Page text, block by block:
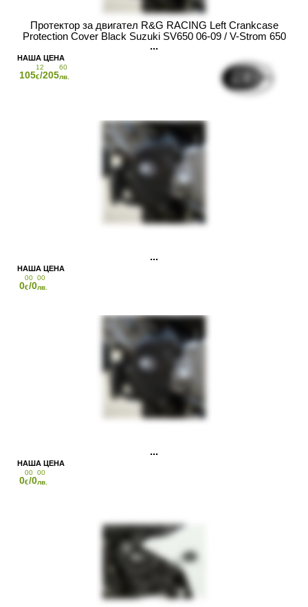
Протектор за двигател R&G RACING Left Crankcase
Protection Cover Black Suzuki SV650 06-09 / V-Strom 650
04-11
105
12
€/205
60
лв.
0
00
€/0
00
лв.
0
00
€/0
00
лв.